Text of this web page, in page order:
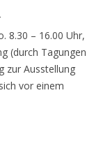
8.30 – 16.00 Uhr,
(durch Tagungen
zur Ausstellung
vor einem